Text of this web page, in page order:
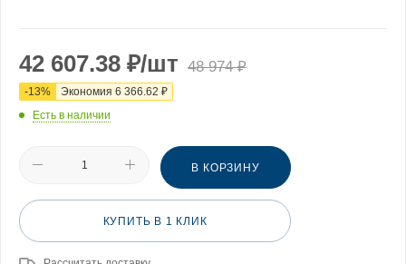
42 607.38 ₽/шт 48 974₽
-13% Экономия 6 366.62 ₽
Есть в наличии
В КОРЗИНУ
КУПИТЬ В 1 КЛИК